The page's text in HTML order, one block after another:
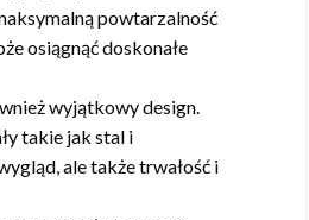
powtarzalność
osiągnąć doskonałe
wyjątkowy design.
takie jak stal i
ale także trwałość i